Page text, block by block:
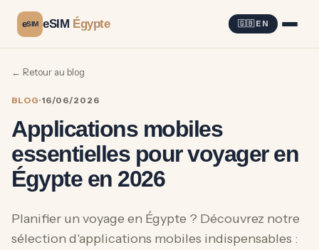
eSIM eSIM Égypte 🇬🇧 EN
← Retour au blog
BLOG·16/06/2026
Applications mobiles
essentielles pour voyager en
Égypte en 2026
Planifier un voyage en Égypte ? Découvrez notre
sélection d'applications mobiles indispensables :